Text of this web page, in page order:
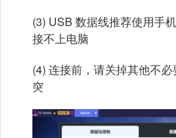
(3) USB 数据线推荐使用手
接不上电脑
(4) 连接前，请关掉其他不
突